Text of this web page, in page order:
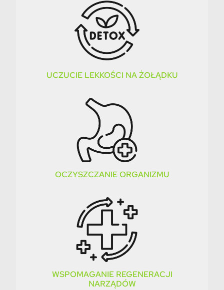
UCZUCIE LEKKOŚCI NA ŻOŁĄDKU
OCZYSZCZANIE ORGANIZMU​
WSPOMAGANIE REGENERACJI
NARZĄDÓW